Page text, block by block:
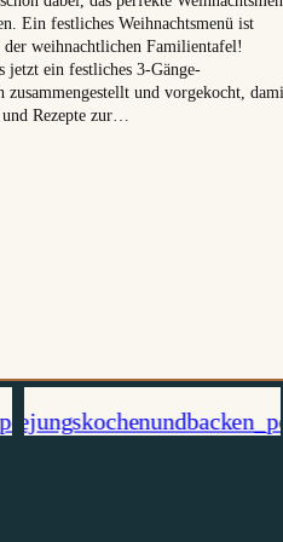
Ein festliches Weihnachtsmenü ist
weihnachtlichen Familientafel!
jetzt ein festliches 3-Gänge-
zusammengestellt und vorgekocht,
Rezepte zur…